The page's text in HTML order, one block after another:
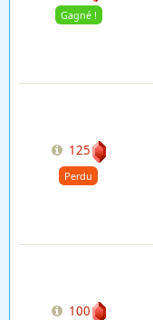
Gagné !
125
Perdu
100